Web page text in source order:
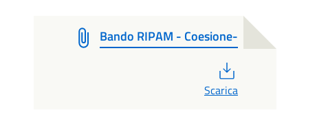
Bando RIPAM - Coesione-
Scarica